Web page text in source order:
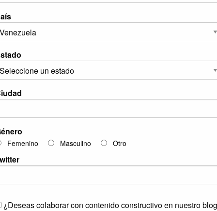
Femenino Masculino Otro
¿Deseas colaborar con contenido constructivo en nuestro blog